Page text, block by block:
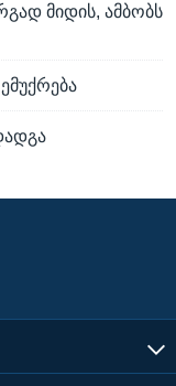
მიდის, ამბობს